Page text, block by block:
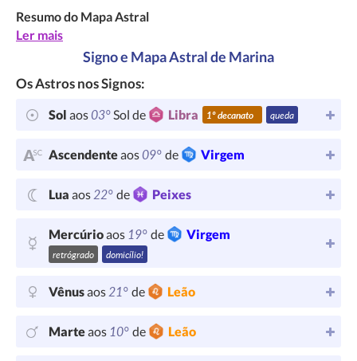
Resumo do Mapa Astral
Ler mais
Signo e Mapa Astral de Marina
Os Astros nos Signos:
Sol aos03°Sol de Libra 1º decanato queda
Ascendenteaos09° de Virgem
Lua aos22° de Peixes
Mercúrioaos 19° de Virgem
retrógrado domicílio!
Vênusaos21° de Leão
Marteaos 10° de Leão